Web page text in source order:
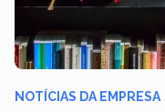
NOTÍCIAS DA EMPRESA